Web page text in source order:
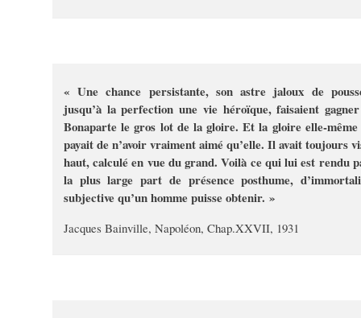
« Une chance persistante, son astre jaloux de
jusqu’à la perfection une vie héroïque, faisaient
Bonaparte le gros lot de la gloire. Et la gloire elle-
payait de n’avoir vraiment aimé qu’elle. Il avait toujours
haut, calculé en vue du grand. Voilà ce qui lui est rendu
la plus large part de présence posthume,
subjective qu’un homme puisse obtenir. »
Jacques Bainville, Napoléon, Chap.XXVII, 1931